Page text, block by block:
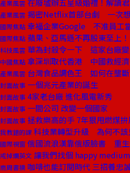
產業風雲 在廢墟辦五星級婚禮！解讀
產業風雲 揭密Netflix首部台劇 一次
國際焦點 幸福企業Google 不准員工
國際焦點 蘋果、亞馬遜不再股東至上
科技風雲 華為封殺令一下 這家台廠
中國焦點 拿深圳取代香港 中國救經
產業風雲 台灣食品調色王 如何在壟斷
封面故事 一個兆元產業的誕生
封面故事 4家老台廠 進化風電新秀
封面故事 一間公司 改變一個國家
封面故事 拯救樂高的手 7年狠甩燃煤拚
我教錯的課 科技業轉型升級 為何不該
國際視窗 俄國流浪漢靠俄版臉書 重
戒掉爛英文 讓我們找個 happy medium
商周書摘 咖啡也能訂閱時代 三招養忠